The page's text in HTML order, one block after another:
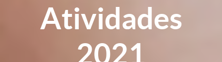
Atividades
2021